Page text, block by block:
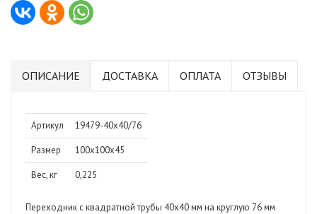
ОПИСАНИЕ ДОСТАВКА ОПЛАТА ОТЗЫВЫ
Артикул 19479-40х40/76
Размер 100х100х45
Вес, кг 0,225
Переходник с квадратной трубы 40х40 мм на круглую 76 мм